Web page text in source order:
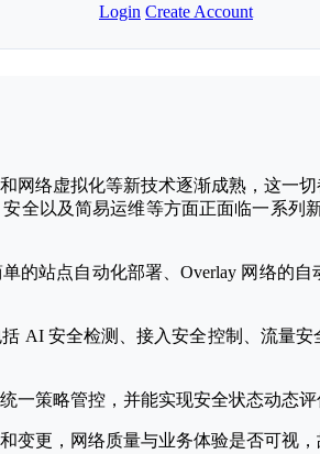
Login Create Account
网络虚拟化等新技术逐渐成熟，这一
全以及简易运维等方面正面临一系列
的站点⾃动化部署、Overlay ⽹络的
AI 安全检测、接⼊安全控制、流量
一策略管控，并能实现安全状态动态评
变更，⽹络质量与业务体验是否可视